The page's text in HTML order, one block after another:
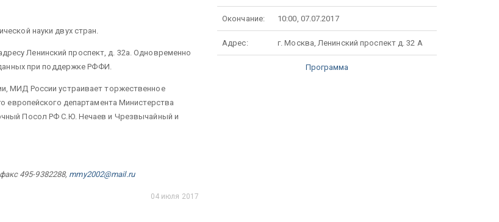
науки двух стран.
Ленинский проспект, д. 32а. Одновременно
при поддержке РФФИ.
МИД России устраивает торжественное
европейского департамента Министерства
Посол РФ С.Ю. Нечаев и Чрезвычайный и
495-9382288, mmy2002@mail.ru
04 июля 2017
Окончание: 10:00, 07.07.2017
Адрес: г. Москва, Ленинский проспект д. 32 А
Программа